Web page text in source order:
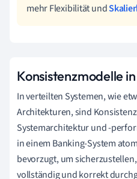
mehr Flexibilität und
Konsistenzmodelle
In verteilten Systemen, wie
Architekturen, sind
Systemarchitektur und -
in einem Banking-System
bevorzugt, um
vollständig und korrekt